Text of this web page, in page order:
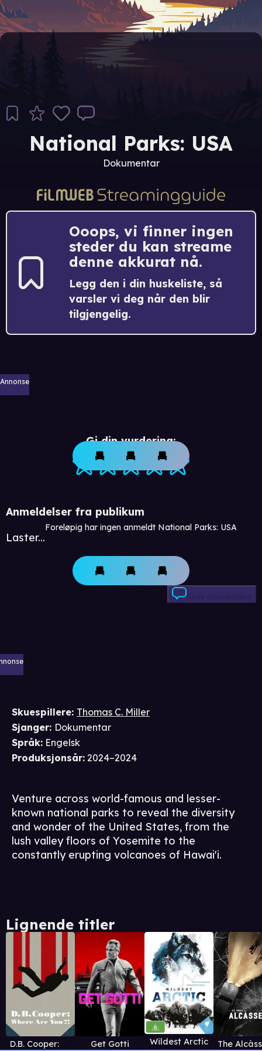
National Parks: USA
Dokumentar
Ooops, vi finner ingen
steder du kan streame
denne akkurat nå.
Legg den i din huskeliste, så
varsler vi deg når den blir
tilgjengelig.
Annonse
Gi din vurdering:
Anmeldelser fra publikum
Laster...
Foreløpig har ingen anmeldt National Parks: USA
Skriv anmeldelse
Skuespillere: Thomas C. Miller
Sjanger: Dokumentar
Språk: Engelsk
Produksjonsår: 2024–2024
Venture across world-famous and lesser-
known national parks to reveal the diversity
and wonder of the United States, from the
lush valley floors of Yosemite to the
constantly erupting volcanoes of Hawai'i.
Lignende titler
D.B. Cooper: Where Are You?! Get Gotti Wildest Arctic